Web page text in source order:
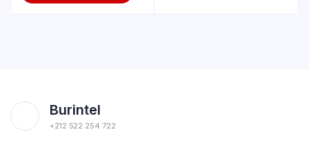
Burintel
+212 522 254 722